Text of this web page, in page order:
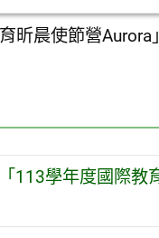
昕晨使節營Aurora
113學年度國際教